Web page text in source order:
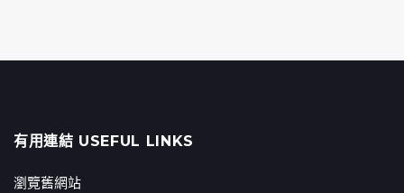
有用連結 USEFUL LINKS
瀏覽舊網站